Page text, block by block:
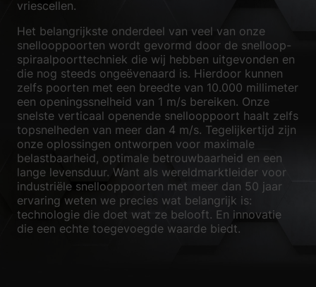
vriescellen.
Het belangrijkste onderdeel van veel van onze
snellooppoorten wordt gevormd door de snelloop-
spiraalpoorttechniek die wij hebben uitgevonden en
die nog steeds ongeëvenaard is. Hierdoor kunnen
zelfs poorten met een breedte van 10.000 millimeter
een openingssnelheid van 1 m/s bereiken. Onze
snelste verticaal openende snellooppoort haalt zelfs
topsnelheden van meer dan 4 m/s. Tegelijkertijd zijn
onze oplossingen ontworpen voor maximale
belastbaarheid, optimale betrouwbaarheid en een
lange levensduur. Want als wereldmarktleider voor
industriële snellooppoorten met meer dan 50 jaar
ervaring weten we precies wat belangrijk is:
technologie die doet wat ze belooft. En innovatie
die een echte toegevoegde waarde biedt.
Privacyvoorkeur
Essentieel (1)
Essentiële cookies maken basisfuncties mogelijk en zijn noodzakelijk
voor de goede werking van de website.
Geef cookie-informatie weer
Statistieken (1)
Statistische cookies verzamelen anonieme informatie. Deze informatie
helpt ons te begrijpen hoe onze bezoekers onze website gebruiken.
Geef cookie-informatie weer
Externe media (2)
Inhoud van videoplatforms en socialemediaplatforms wordt standaard
geblokkeerd. Als cookies voor externe media worden geaccepteerd, is